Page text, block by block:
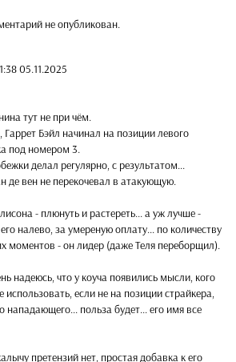
не опубликован.
05.11.2025
тут не при чём.
Гаррет Бэйл начинал на позиции левого
под номером 3.
делал регулярно, с результатом...
де вен не перекочевал в атакующую.
- плюнуть и растереть... а уж лучше -
налево, за умереную оплату... по количеству
моментов - он лидер (даже Теля переборщил).
надеюсь, что у коуча появились мысли, кого
использовать, если не на позиции страйкера,
нападающего... польза будет... его имя все
претензий нет, простая добавка к его